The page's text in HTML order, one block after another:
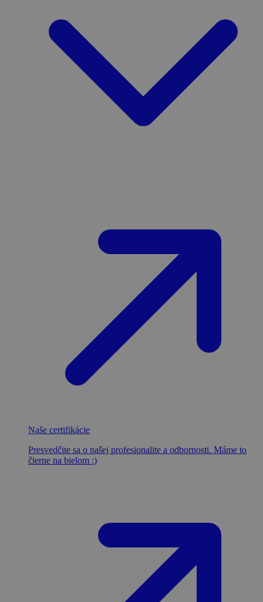
Naše certifikácie
Presvedčite sa o našej profesionalite a odbornosti. Máme to
čierne na bielom :)